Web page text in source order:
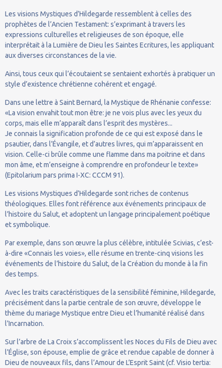
Les visions Mystiques d’Hildegarde ressemblent à celles des
prophètes de l’Ancien Testament: s’exprimant à travers les
expressions culturelles et religieuses de son époque, elle
interprétait à la Lumière de Dieu les Saintes Ecritures, les appliquant
aux diverses circonstances de la vie.
Ainsi, tous ceux qui l’écoutaient se sentaient exhortés à pratiquer un
style d’existence chrétienne cohérent et engagé.
Dans une lettre à Saint Bernard, la Mystique de Rhénanie confesse:
«La vision envahit tout mon être: je ne vois plus avec les yeux du
corps, mais elle m’apparaît dans l’esprit des mystères...
Je connais la signification profonde de ce qui est exposé dans le
psautier, dans l’Évangile, et d’autres livres, qui m’apparaissent en
vision. Celle-ci brûle comme une flamme dans ma poitrine et dans
mon âme, et m’enseigne à comprendre en profondeur le texte»
(Epitolarium pars prima I-XC: CCCM 91).
Les visions Mystiques d’Hildegarde sont riches de contenus
théologiques. Elles font référence aux événements principaux de
l’histoire du Salut, et adoptent un langage principalement poétique
et symbolique.
Par exemple, dans son œuvre la plus célèbre, intitulée Scivias, c’est-
à-dire «Connais les voies», elle résume en trente-cinq visions les
événements de l’histoire du Salut, de la Création du monde à la fin
des temps.
Avec les traits caractéristiques de la sensibilité féminine, Hildegarde,
précisément dans la partie centrale de son œuvre, développe le
thème du mariage Mystique entre Dieu et l’humanité réalisé dans
l’Incarnation.
Sur l’arbre de La Croix s’accomplissent les Noces du Fils de Dieu avec
l’Église, son épouse, emplie de grâce et rendue capable de donner à
Dieu de nouveaux fils, dans l’Amour de L’Esprit Saint (cf. Visio tertia: